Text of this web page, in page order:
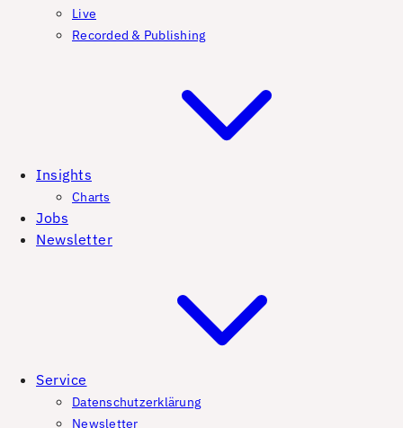
Live
Recorded & Publishing
Insights
Charts
Jobs
Newsletter
Service
Datenschutzerklärung
Newsletter